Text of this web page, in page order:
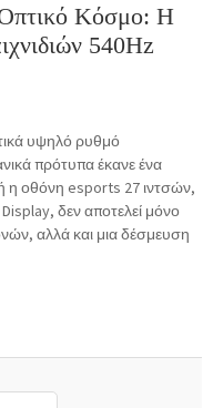
Οπτικό Κόσμο: Η
540Hz
υψηλό ρυθμό
πρότυπα έκανε ένα
η οθόνη esports 27 ιντσών,
δεν αποτελεί μόνο
αλλά και μια δέσμευση